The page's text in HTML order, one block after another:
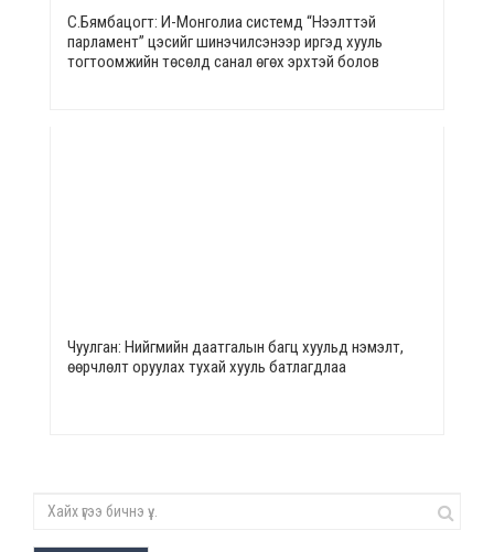
С.Бямбацогт: И-Монголиа системд “Нээлттэй
парламент” цэсийг шинэчилсэнээр иргэд хууль
тогтоомжийн төсөлд санал өгөх эрхтэй болов
Чуулган: Нийгмийн даатгалын багц хуульд нэмэлт,
өөрчлөлт оруулах тухай хууль батлагдлаа